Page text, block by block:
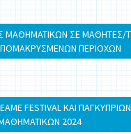
ΜΑΘΗΜΑΤΙΚΩΝ ΣΕ ΜΑΘΗΤΕΣ/
ΠΕΡΙΟΧΩΝ
FESTIVAL ΚΑΙ
2024